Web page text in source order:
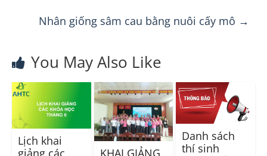
Nhân giống sâm cau bằng nuôi cấy mô →
You May Also Like
Lịch khai
Danh sách
thí sinh